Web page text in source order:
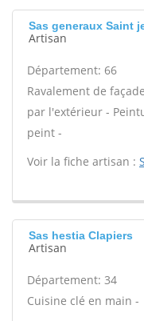
Sas generaux Saint
Artisan
Département: 66
Ravalement de
par l'extérieur -
peint -
Voir la fiche artisan :
Sas hestia Clapiers
Artisan
Département: 34
Cuisine clé en main -